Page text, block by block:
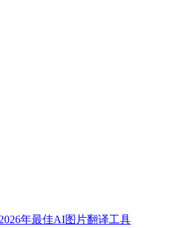
2026年最佳AI图片翻译工具